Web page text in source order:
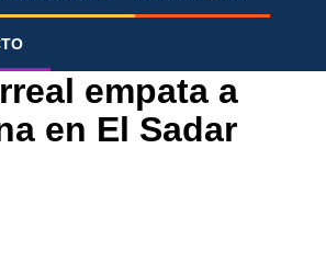
empata a
en El Sadar